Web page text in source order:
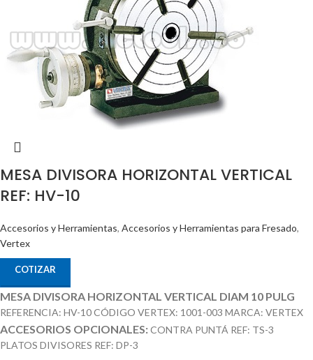
MESA DIVISORA HORIZONTAL VERTICAL
REF: HV-10
Accesorios y Herramientas, Accesorios y Herramientas para Fresado,
Vertex
COTIZAR
MESA DIVISORA HORIZONTAL VERTICAL DIAM 10 PULG
REFERENCIA: HV-10 CÓDIGO VERTEX: 1001-003 MARCA: VERTEX
ACCESORIOS OPCIONALES:CONTRA PUNTÁ REF: TS-3
PLATOS DIVISORES REF: DP-3